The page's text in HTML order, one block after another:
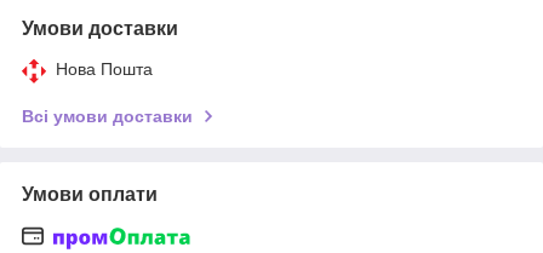
Умови доставки
Нова Пошта
Всі умови доставки
Умови оплати